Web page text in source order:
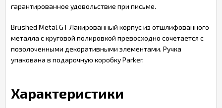
гарантированное удовольствие при письме.
Brushed Metal GT Лакированный корпус из отшлифованного
металла с круговой полировкой превосходно сочетается с
позолоченными декоративными элементами. Ручка
упакована в подарочную коробку Parker.
Характеристики